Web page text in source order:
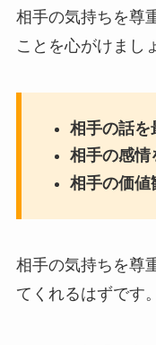
相手の気持ちを尊
ことを心がけまし
相手の話を
相手の感情
相手の価値
相手の気持ちを尊
てくれるはずです。